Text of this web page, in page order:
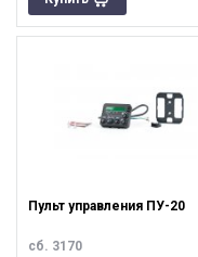
Пульт управления ПУ-20
сб. 3170